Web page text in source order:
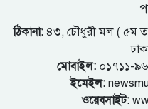
ঠিকানা:৪৩, চৌধুরী মল ( ৫ম
মোবাইল:০১৭১১-
ইমেইল:
ওয়েবসাইট: